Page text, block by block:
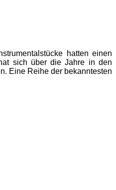
hatten einen
sich über die Jahre in den
Eine Reihe der bekanntesten